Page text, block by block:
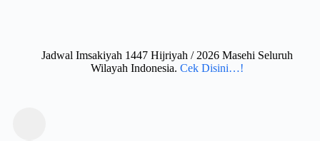
Jadwal Imsakiyah 1447 Hijriyah / 2026 Masehi Seluruh
Wilayah Indonesia. Cek Disini…!